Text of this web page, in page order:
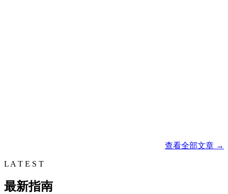
查看全部文章 →
L A T E S T
最新指南